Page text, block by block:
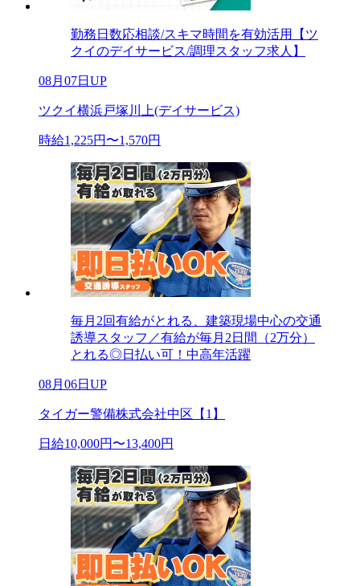
勤務日数応相談/スキマ時間を有効活用【ツ
クイのデイサービス/調理スタッフ求人】
08月07日UP
ツクイ横浜戸塚川上(デイサービス)
時給1,225円〜1,570円
毎月2回有給がとれる、建築現場中心の交通
誘導スタッフ／有給が毎月2日間（2万分）
とれる◎日払い可！中高年活躍
08月06日UP
タイガー警備株式会社中区【1】
日給10,000円〜13,400円